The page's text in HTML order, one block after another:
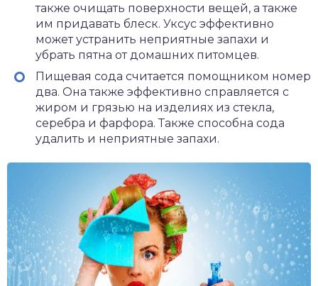
также очищать поверхности вещей, а также
им придавать блеск. Уксус эффективно
может устранить неприятные запахи и
убрать пятна от домашних питомцев.
Пищевая сода считается помощником номер
два. Она также эффективно справляется с
жиром и грязью на изделиях из стекла,
серебра и фарфора. Также способна сода
удалить и неприятные запахи.